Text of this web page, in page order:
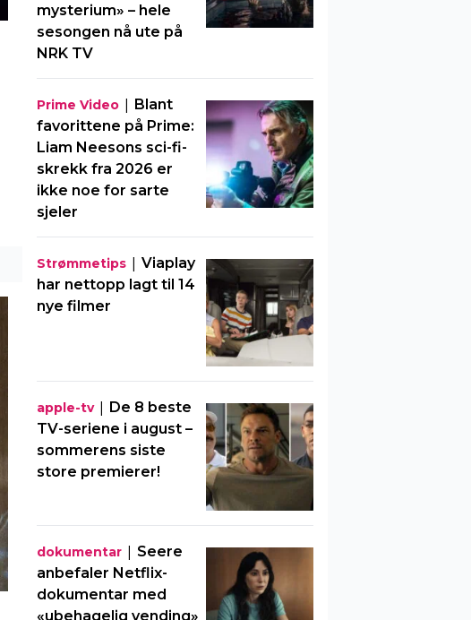
mysterium» – hele
sesongen nå ute på
NRK TV
Prime Video| Blant
favorittene på Prime:
Liam Neesons sci-fi-
skrekk fra 2026 er
ikke noe for sarte
sjeler
Strømmetips| Viaplay
har nettopp lagt til 14
nye filmer
apple-tv| De 8 beste
TV-seriene i august –
sommerens siste
store premierer!
dokumentar| Seere
anbefaler Netflix-
dokumentar med
«ubehagelig vending»